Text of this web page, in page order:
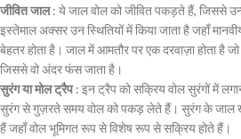
जीवित जाल: ये जाल वोल को जीवित पकड़ते हैं, जिससे
इस्तेमाल अक्सर उन स्थितियों में किया जाता है जहाँ
बेहतर होता है। जाल में आमतौर पर एक दरवाज़ा होता है
जिससे वो अंदर फंस जाता है।
सुरंग या मोल ट्रैप: इन ट्रैप को सक्रिय वोल सुरंगों में
सुरंग से गुज़रते समय वोल को पकड़ लेते हैं। सुरंग के जाल
हैं जहाँ वोल भूमिगत रूप से विशेष रूप से सक्रिय होते हैं।